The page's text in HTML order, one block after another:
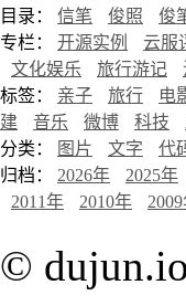
目录： 信笔 俊照 俊
专栏： 开源实例 云服
文化娱乐
旅行游记
标签： 亲子 旅行 电
建
音乐 微博 科技
分类：
图片 文字 代
归档： 2026年 2025年
2011年
2010年
© dujun.io